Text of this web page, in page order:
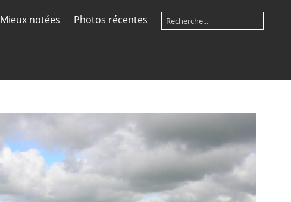
Mieux notées Photos récentes